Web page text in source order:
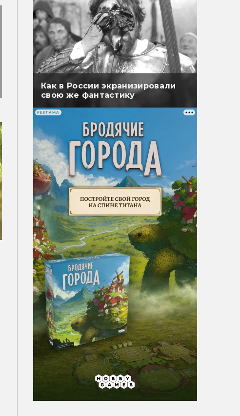
Как в России экранизировали
свою же фантастику
РЕКЛАМА